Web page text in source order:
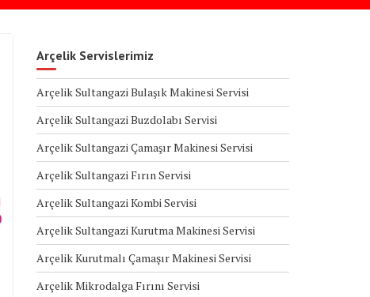
Arçelik Servislerimiz
Arçelik Sultangazi Bulaşık Makinesi Servisi
Arçelik Sultangazi Buzdolabı Servisi
Arçelik Sultangazi Çamaşır Makinesi Servisi
Arçelik Sultangazi Fırın Servisi
Arçelik Sultangazi Kombi Servisi
Arçelik Sultangazi Kurutma Makinesi Servisi
Arçelik Kurutmalı Çamaşır Makinesi Servisi
Arçelik Mikrodalga Fırını Servisi